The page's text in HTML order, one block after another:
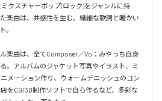
クスチャーポップ(ロック)をジャンルに持
楽曲は、共感性を生む。繊細な歌詞と暖かい
。
楽曲は、全てComposer／Vo：みやっち自身
。アルバムのジャケット写真やイラスト、ミ
メーション作り、ウォームデニッシュのコン
をCG/3D制作ソフトで自ら作るなど、多彩な